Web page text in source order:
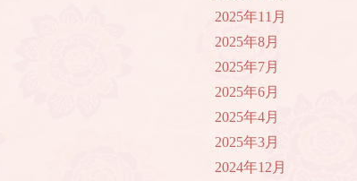
2025年11月
2025年8月
2025年7月
2025年6月
2025年4月
2025年3月
2024年12月